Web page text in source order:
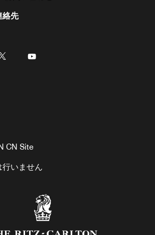
絡先
Twitter
CN Site
いません